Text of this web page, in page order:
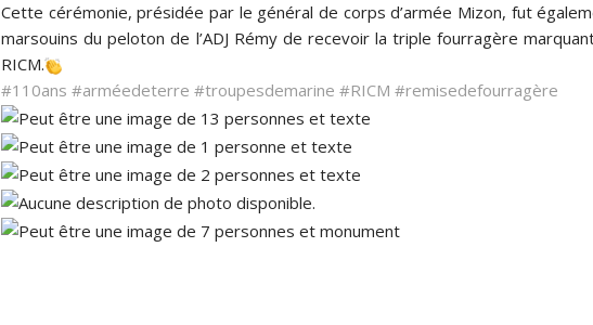
Cette cérémonie, présidée par le général de corps d’armée Mizon, fut
marsouins du peloton de l’ADJ Rémy de recevoir la triple fourragère
RICM.
#110ans #arméedeterre #troupesdemarine #RICM #remisedefourragère